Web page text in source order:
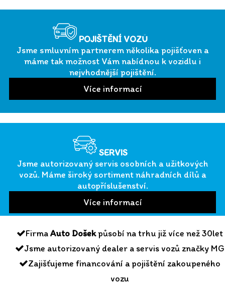
POJIŠTĚNÍ VOZŮ
Jsme smluvním partnerem několika pojišťoven a
máme tak možnost Vám nabídnou k vozidlu i
nejvhodnější pojištění.
SERVIS
Jsme autorizovaný servis osobních a užitkových
vozů. Máme široký sortiment náhradních dílů a
autopříslušenství.
FirmaAuto Došekpůsobí na trhu již více než 30let
Jsme autorizovaný dealer a servis vozů značky MG
Zajišťujeme financování a pojištění zakoupeného
vozu